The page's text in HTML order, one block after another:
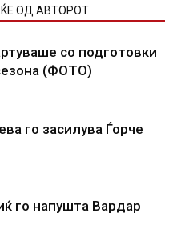
ОД АВТОРОТ
со подготовки
(ФОТО)
го засилува Ѓорче
го напушта Вардар